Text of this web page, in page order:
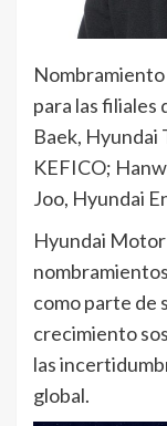
para las filiales
Baek, Hyundai
KEFICO;
Joo, Hyundai
Hyundai
como parte de
crecimiento
las
global.